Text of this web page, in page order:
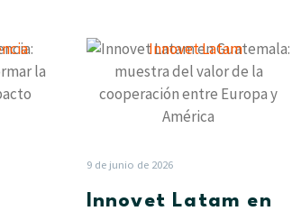
Innovet
Latam
en
Guatemala:
de
9 de junio de 2026
Innovet Latam en